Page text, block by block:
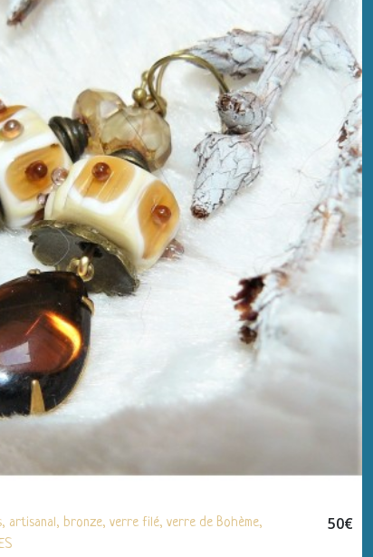
artisanal, bronze, verre filé, verre de Bohème,
50€